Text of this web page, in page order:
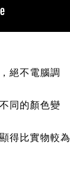
絕不電腦調
同的顏色變
得比實物較為